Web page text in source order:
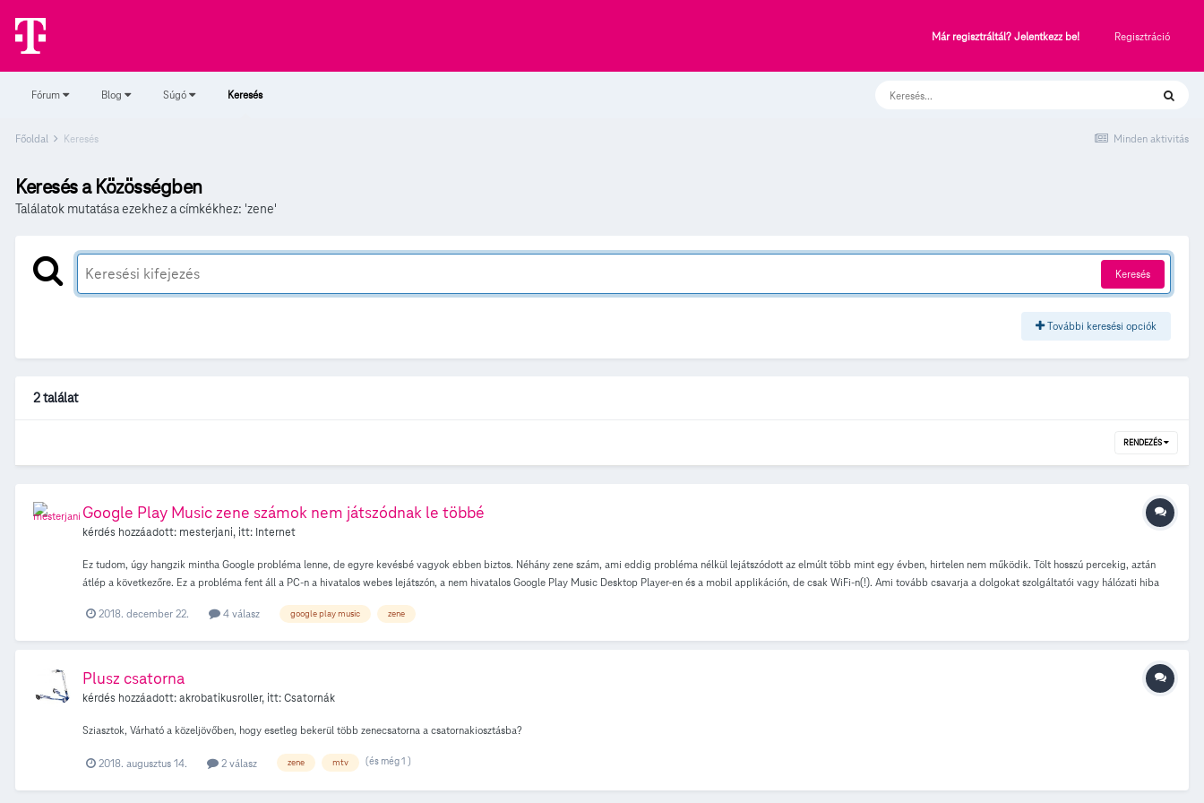
Már regisztráltál? Jelentkezz be! Regisztráció
Fórum Blog Súgó Keresés
Minden aktivitás
Főoldal Keresés
Keresés a Közösségben
Találatok mutatása ezekhez a címkékhez: 'zene'
Keresés
További keresési opciók
2 találat
RENDEZÉS
Google Play Music zene számok nem játszódnak le többé
kérdés hozzáadott: mesterjani, itt: Internet
Ez tudom, úgy hangzik mintha Google probléma lenne, de egyre kevésbé vagyok ebben biztos. Néhány zene szám, ami eddig probléma nélkül lejátszódott az elmúlt több mint egy évben, hirtelen nem működik. Tölt hosszú percekig, aztán
átlép a következőre. Ez a probléma fent áll a PC-n a hivatalos webes lejátszón, a nem hivatalos Google Play Music Desktop Player-en és a mobil applikáción, de csak WiFi-n(!). Ami tovább csavarja a dolgokat szolgáltatói vagy hálózati hiba
Access előfizetése megtudná nézni, hogy ezek a számok működnek-e? https://play.google.com/music/m/Tdt5g5zvapvxtghtmtfn34vv43y?t=Omen_-_The_Prodigy https://play.google.com/music/m/Twtkvdsnvvw476sl6pd5d722bya?t=Slip_-
2018. december 22. 4 válasz google play music zene
Plusz csatorna
kérdés hozzáadott:akrobatikusroller, itt:Csatornák
Sziasztok, Várható a közeljövőben, hogy esetleg bekerül több zenecsatorna a csatornakiosztásba?
2018. augusztus 14. 2 válasz zene mtv (és még 1 )